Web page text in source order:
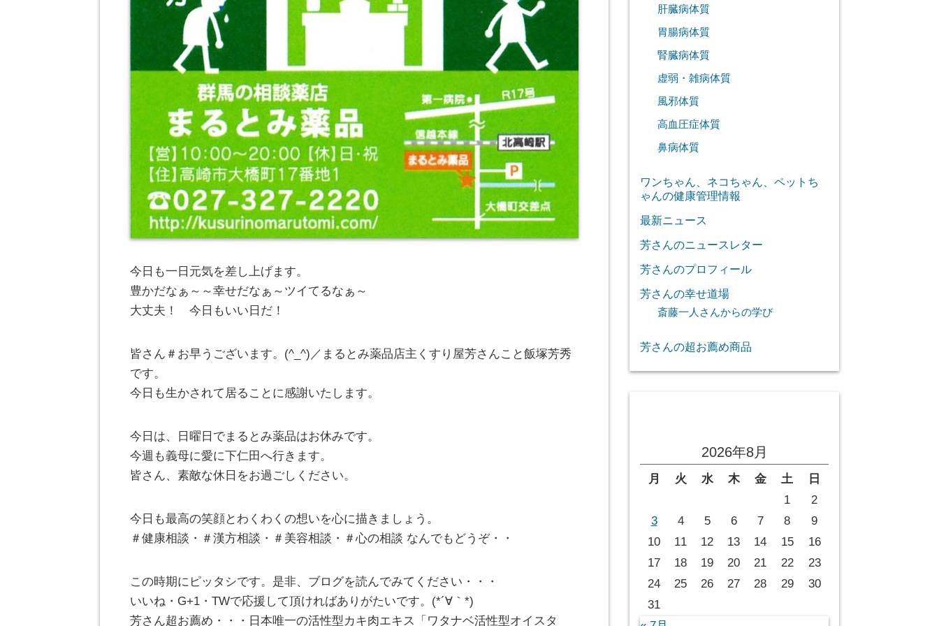
今日も一日元気を差し上げます。
豊かだなぁ～～幸せだなぁ～ツイてるなぁ～
大丈夫！ 今日もいい日だ！
皆さん＃お早うございます。(^_^)／まるとみ薬品店主くすり屋芳さんこと飯塚芳秀
です。
今日も生かされて居ることに感謝いたします。
今日は、日曜日でまるとみ薬品はお休みです。
今週も義母に愛に下仁田へ行きます。
皆さん、素敵な休日をお過ごしください。
今日も最高の笑顔とわくわくの想いを心に描きましょう。
＃健康相談・＃漢方相談・＃美容相談・＃心の相談 なんでもどうぞ・・
この時期にピッタシです。是非、ブログを読んでみてください・・・
いいね・G+1・TWで応援して頂ければありがたいです。(*´∀｀*)
芳さん超お薦め・・・日本唯一の活性型カキ肉エキス「ワタナベ活性型オイスタ
肝臓病体質
胃腸病体質
腎臓病体質
虚弱・雑病体質
風邪体質
高血圧症体質
鼻病体質
ワンちゃん、ネコちゃん、ペットち
ゃんの健康管理情報
最新ニュース
芳さんのニュースレター
芳さんのプロフィール
芳さんの幸せ道場
斎藤一人さんからの学び
芳さんの超お薦め商品
2026年8月
月 火 水 木 金 土
日
1
2
3
4 5 6 7 8
9
10
11 12 13 14 15
16
17
18 19 20 21 22
23
24
25 26 27 28 29
30
31